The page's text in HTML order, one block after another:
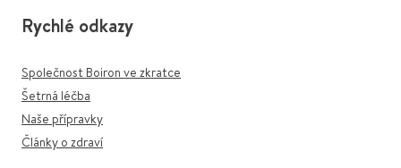
Rychlé odkazy
Společnost Boiron ve zkratce
Šetrná léčba
Naše přípravky
Články o zdraví